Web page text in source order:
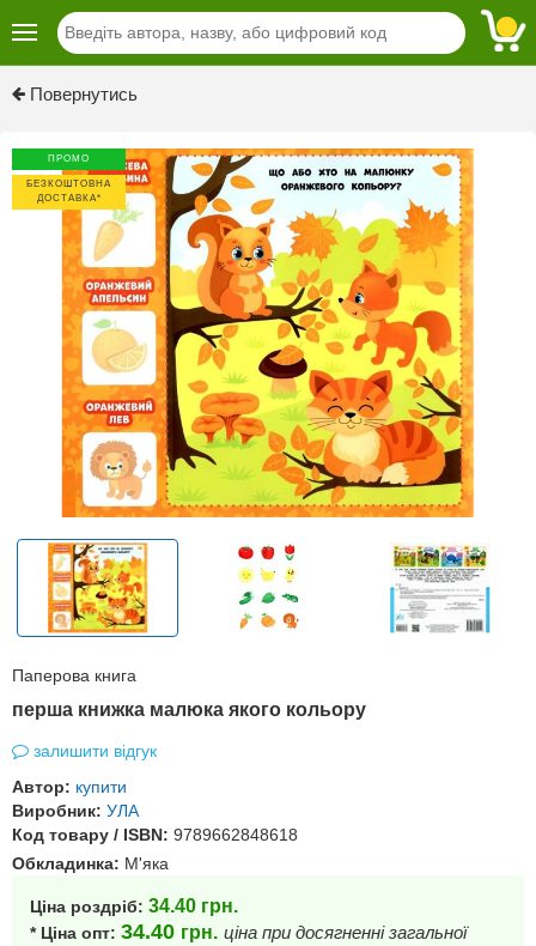
Повернутись
ПРОМО
БЕЗКОШТОВНА
ДОСТАВКА*
Паперова книга
перша книжка малюка якого кольору
залишити відгук
Автор: купити
Виробник: УЛА
Код товару / ISBN: 9789662848618
Обкладинка: М'яка
Ціна роздріб: 34.40 грн.
* Ціна опт: 34.40 грн. ціна при досягненні загальної